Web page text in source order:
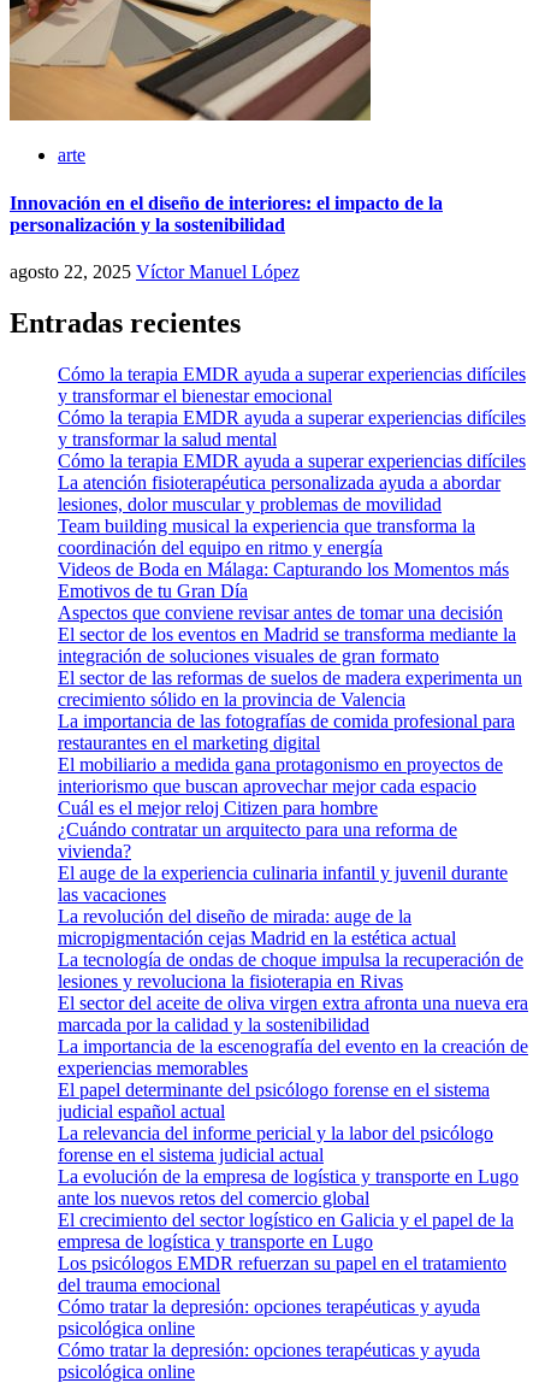
arte
Innovación en el diseño de interiores: el impacto de la
personalización y la sostenibilidad
agosto 22, 2025 Víctor Manuel López
Entradas recientes
Cómo la terapia EMDR ayuda a superar experiencias difíciles
y transformar el bienestar emocional
Cómo la terapia EMDR ayuda a superar experiencias difíciles
y transformar la salud mental
Cómo la terapia EMDR ayuda a superar experiencias difíciles
La atención fisioterapéutica personalizada ayuda a abordar
lesiones, dolor muscular y problemas de movilidad
Team building musical la experiencia que transforma la
coordinación del equipo en ritmo y energía
Videos de Boda en Málaga: Capturando los Momentos más
Emotivos de tu Gran Día
Aspectos que conviene revisar antes de tomar una decisión
El sector de los eventos en Madrid se transforma mediante la
integración de soluciones visuales de gran formato
El sector de las reformas de suelos de madera experimenta un
crecimiento sólido en la provincia de Valencia
La importancia de las fotografías de comida profesional para
restaurantes en el marketing digital
El mobiliario a medida gana protagonismo en proyectos de
interiorismo que buscan aprovechar mejor cada espacio
Cuál es el mejor reloj Citizen para hombre
¿Cuándo contratar un arquitecto para una reforma de
vivienda?
El auge de la experiencia culinaria infantil y juvenil durante
las vacaciones
La revolución del diseño de mirada: auge de la
micropigmentación cejas Madrid en la estética actual
La tecnología de ondas de choque impulsa la recuperación de
lesiones y revoluciona la fisioterapia en Rivas
El sector del aceite de oliva virgen extra afronta una nueva era
marcada por la calidad y la sostenibilidad
La importancia de la escenografía del evento en la creación de
experiencias memorables
El papel determinante del psicólogo forense en el sistema
judicial español actual
La relevancia del informe pericial y la labor del psicólogo
forense en el sistema judicial actual
La evolución de la empresa de logística y transporte en Lugo
ante los nuevos retos del comercio global
El crecimiento del sector logístico en Galicia y el papel de la
empresa de logística y transporte en Lugo
Los psicólogos EMDR refuerzan su papel en el tratamiento
del trauma emocional
Cómo tratar la depresión: opciones terapéuticas y ayuda
psicológica online
Cómo tratar la depresión: opciones terapéuticas y ayuda
psicológica online